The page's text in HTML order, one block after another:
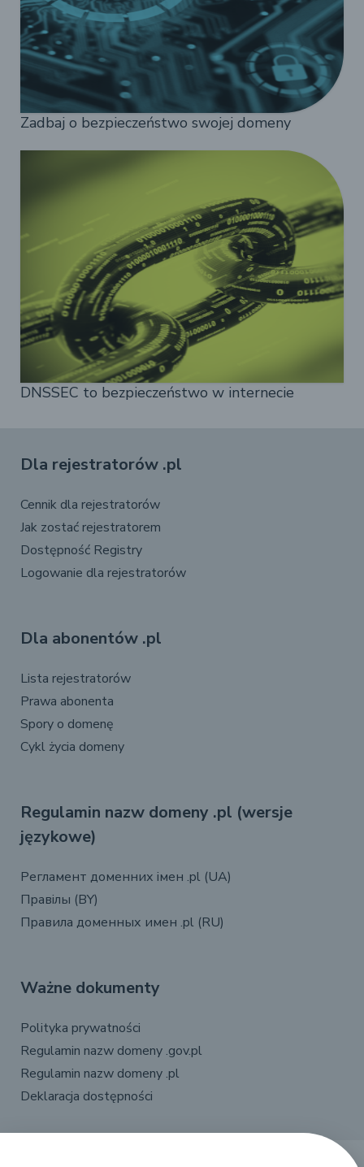
Zadbaj o bezpieczeństwo swojej domeny
DNSSEC to bezpieczeństwo w internecie
Dla rejestratorów .pl
Cennik dla rejestratorów
Jak zostać rejestratorem
Dostępność Registry
Logowanie dla rejestratorów
Dla abonentów .pl
Lista rejestratorów
Prawa abonenta
Spory o domenę
Cykl życia domeny
Regulamin nazw domeny .pl (wersje
językowe)
Регламент доменних імен .pl (UA)
Правілы (BY)
Правила доменных имен .pl (RU)
Ważne dokumenty
Polityka prywatności
Regulamin nazw domeny .gov.pl
Regulamin nazw domeny .pl
Deklaracja dostępności